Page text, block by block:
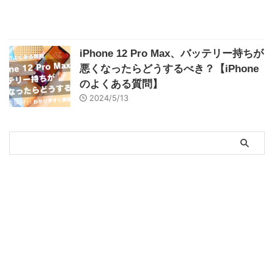
iPhone 12 Pro Max、バッテリー持ちが
悪くなったらどうするべき？【iPhone
のよくある質問】
2024/5/13